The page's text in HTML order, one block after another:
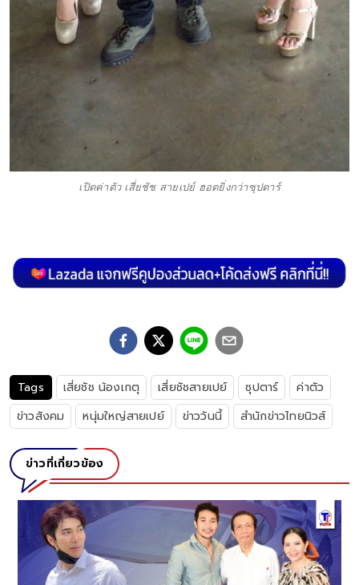
เปิดค่าตัว เสี่ยชัช สายเปย์ ฮอตยิ่งกว่าซุปตาร์
Tags เสี่ยชัช น้องเกตุ เสี่ยชัชสายเปย์ ซุปตาร์
ค่าตัว
ข่าวสังคม
หนุ่มใหญ่สายเปย์ ข่าววันนี้ สำนักข่าวไทยนิวส์
ข่าวที่เกี่ยวข้อง